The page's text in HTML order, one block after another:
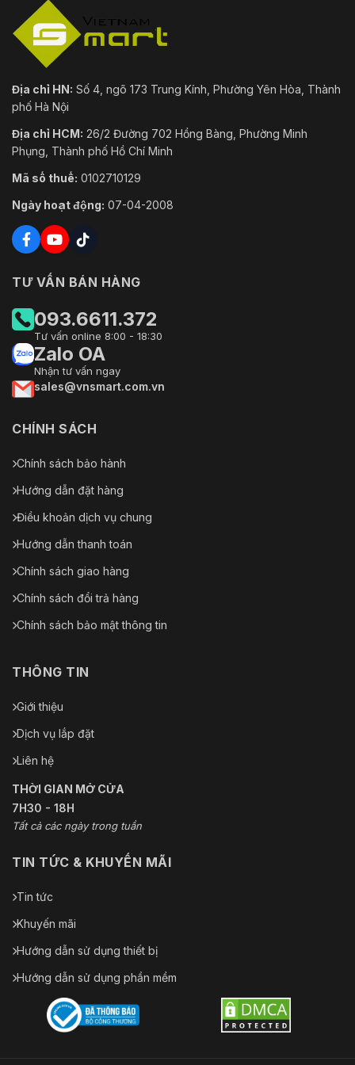
Bản Ghi
Thông
Minh
ANR (Bổ sung mạng tự động), VCA kép
Tổng Quan
Thước
Φ 220 mm × 353,4 mm (Φ 8,66" × 13,91")
Cân Nặng
Bảo Vệ
thoáng qua điện áp
Nguồn
Điện
24 VAC và Hi-PoE, Tối đa: 40 W (Tối đa 14 W
cho IR)
Nhiệt Độ
Làm Việc
Ngoài trời -30°C đến 65°C (-22°F đến 149°F)
Làm Việc
Địa chỉ HN: Số 4, ngõ 173 Trung Kính, Phường Yên Hòa, Thành
phố Hà Nội
Địa chỉ HCM: 26/2 Đường 702 Hồng Bàng, Phường Minh
Phụng, Thành phố Hồ Chí Minh
Mã số thuế: 0102710129
Ngày hoạt động: 07-04-2008
TƯ VẤN BÁN HÀNG
093.6611.372
Tư vấn online 8:00 - 18:30
Zalo OA
Nhận tư vấn ngay
sales@vnsmart.com.vn
CHÍNH SÁCH
Chính sách bảo hành
Hướng dẫn đặt hàng
Điều khoản dịch vụ chung
Hướng dẫn thanh toán
Chính sách giao hàng
Chính sách đổi trả hàng
Chính sách bảo mật thông tin
THÔNG TIN
Giới thiệu
Dịch vụ lắp đặt
Liên hệ
THỜI GIAN MỞ CỬA
7H30 - 18H
Tất cả các ngày trong tuần
TIN TỨC & KHUYẾN MÃI
Tin tức
Khuyến mãi
Hướng dẫn sử dụng thiết bị
Hướng dẫn sử dụng phần mềm